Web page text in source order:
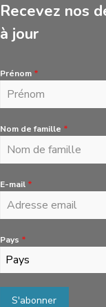
Recevez nos
à jour
Prénom *
Nom de famille *
E-mail *
Pays *
Pays
S'abonner